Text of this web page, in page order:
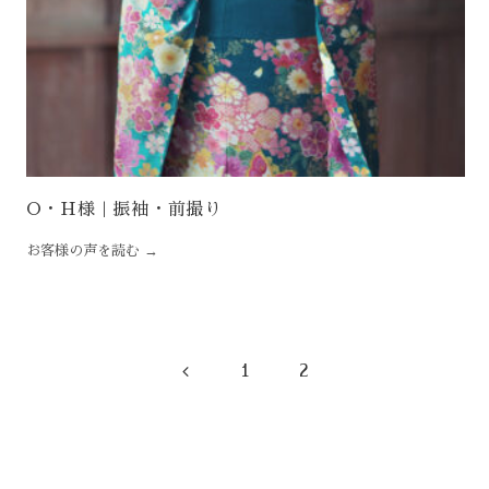
O・H様 | 振袖・前撮り
前 1 2